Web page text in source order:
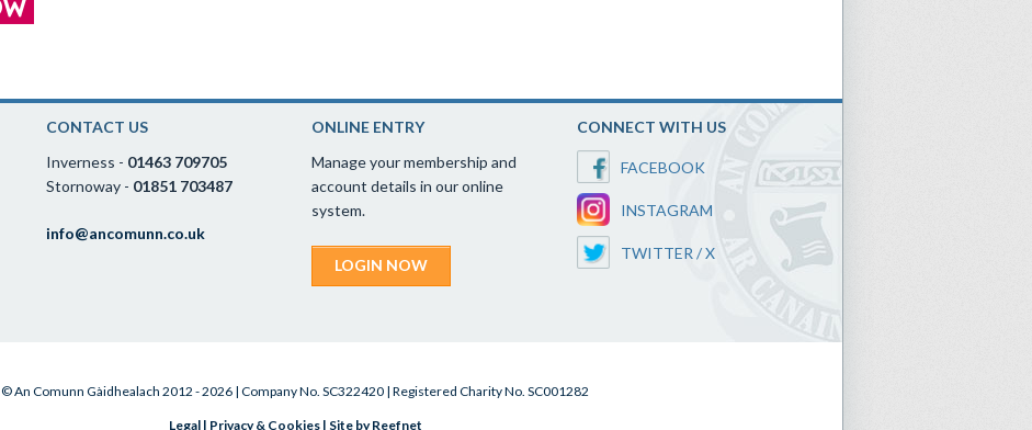
CONTACT US
Inverness - 01463 709705
Stornoway - 01851 703487
info@ancomunn.co.uk
ONLINE ENTRY
Manage your membership and
account details in our online
system.
LOGIN NOW
CONNECT WITH US
FACEBOOK
INSTAGRAM
TWITTER / X
© An Comunn Gàidhealach 2012 - 2026 | Company No. SC322420 | Registered Charity No. SC001282
Legal| Privacy & Cookies| Site by Reefnet